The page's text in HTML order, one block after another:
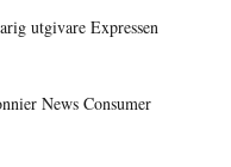
utgivare Expressen
News Consumer